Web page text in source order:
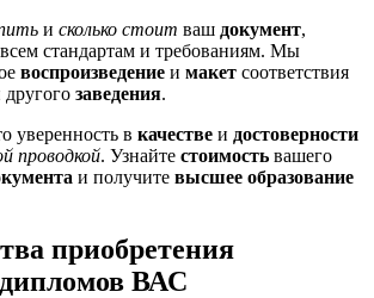
и сколько стоит ваш документ,
стандартам и требованиям. Мы
воспроизведение и макет соответствия
заведения.
уверенность в качестве и достоверности
проводкой. Узнайте стоимость вашего
и получите высшее образование
приобретения
ВАС